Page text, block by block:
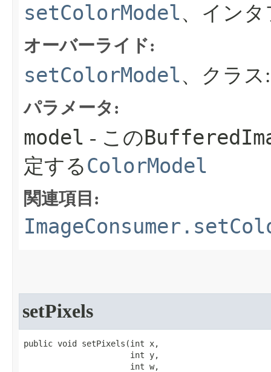
setColorModel、イン
オーバーライド:
setColorModel、クラ
パラメータ:
model - この
定するColorModel
関連項目:
setPixels
public void setPixels​(int x,
                      int y,
                      int w,